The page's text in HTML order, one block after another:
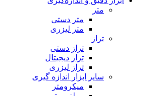
متر
متر دستی
متر لیزری
تراز
تراز دستی
تراز دیجیتال
تراز لیزری
سایر ابزار اندازه گیری
میکرومتر